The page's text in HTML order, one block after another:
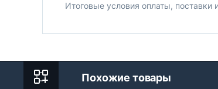
Итоговые условия оплаты,
Похожие товары